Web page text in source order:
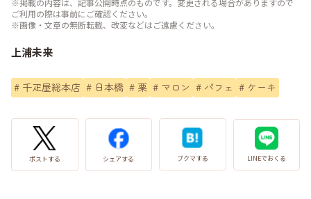
ご利用の際は事前にご確認ください。
※画像・文章の無断転載、改変などはご遠慮ください。
上浦未来
# 千疋屋総本店 # 日本橋 # 栗 # マロン # パフェ # ケーキ
ポストする シェアする ブクマする LINEでおくる